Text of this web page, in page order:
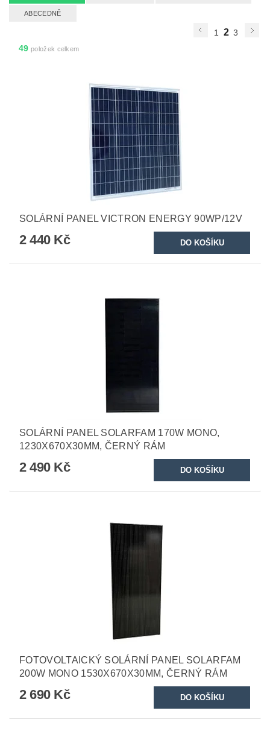
ABECEDNĚ
1 2 3
49 položek celkem
SOLÁRNÍ PANEL VICTRON ENERGY 90WP/12V
2 440 Kč
SOLÁRNÍ PANEL SOLARFAM 170W MONO,
1230X670X30MM, ČERNÝ RÁM
2 490 Kč
FOTOVOLTAICKÝ SOLÁRNÍ PANEL SOLARFAM
200W MONO 1530X670X30MM, ČERNÝ RÁM
2 690 Kč